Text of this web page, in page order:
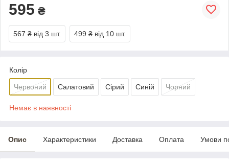
595 ₴
567 ₴ від 3 шт. 499 ₴ від 10 шт.
Колір
Червоний Салатовий Сірий Синій Чорний
Немає в наявності
Опис Характеристики Доставка Оплата Умови